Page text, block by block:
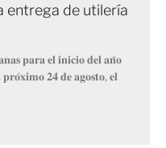
entrega de utilería
𝐩𝐚𝐫𝐚 𝐞𝐥 𝐢𝐧𝐢𝐜𝐢𝐨 𝐝𝐞𝐥 𝐚𝐧̃𝐨
𝐩𝐫𝐨́𝐱𝐢𝐦𝐨 𝟐𝟒 𝐝𝐞 𝐚𝐠𝐨𝐬𝐭𝐨, 𝐞𝐥